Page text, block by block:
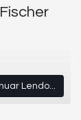
Lendo...